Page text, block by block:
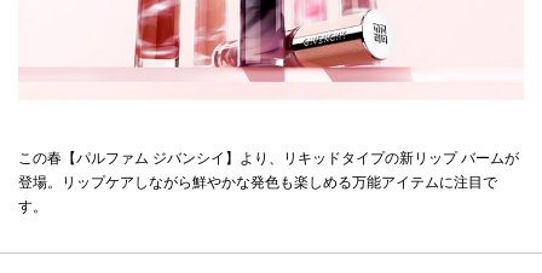
この春【パルファム ジバンシイ】より、リキッドタイプの新リップ バームが
登場。リップケアしながら鮮やかな発色も楽しめる万能アイテムに注目で
す。